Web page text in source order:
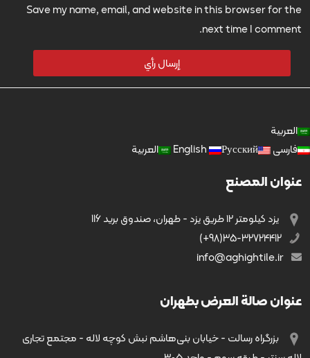
Save my name, email, and website in this browser for the
next time I comment.
العربية
فارسی
English Русский العربية
عنوان المصنع
يزد کیلومتر ۱۲ طریق يزد - طهران، صندوق بريد 116
عنوان صالة العرض بطهران
بزرگراه رسالت - خیابان بنی‌هاشم نبش کوچه لاله - مجتمع تجاری